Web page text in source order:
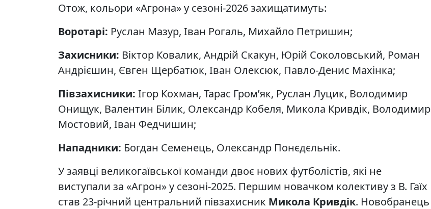
Отож, кольори «Агрона» у сезоні-2026 захищатимуть:
Воротарі: Руслан Мазур, Іван Рогаль, Михайло Петришин;
Захисники: Віктор Ковалик, Андрій Скакун, Юрій Соколовський, Роман
Андрієшин, Євген Щербатюк, Іван Олексюк, Павло-Денис Махінка;
Півзахисники: Ігор Кохман, Тарас Гром’як, Руслан Луцик, Володимир
Онищук, Валентин Білик, Олександр Кобеля, Микола Кривдік, Володимир
Мостовий, Іван Федчишин;
Нападники: Богдан Семенець, Олександр Понєдєльнік.
У заявці великогаївської команди двоє нових футболістів, які не
виступали за «Агрон» у сезоні-2025. Першим новачком колективу з В. Гаїх
став 23-річний центральний півзахисник Микола Кривдік. Новобранець